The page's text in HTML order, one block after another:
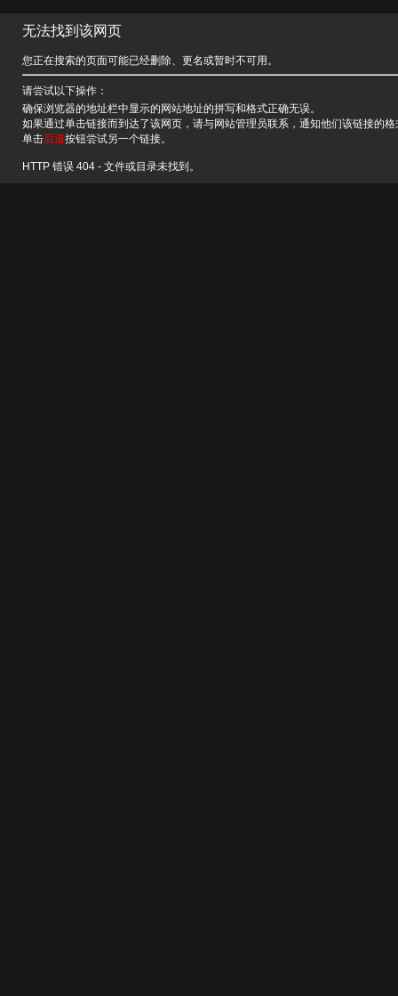
无法找到该网页
您正在搜索的页面可能已经删除、更名或暂时不可用。
请尝试以下操作：
确保浏览器的地址栏中显示的网站地址的拼写和格式正确无误。
如果通过单击链接而到达了该网页，请与网站管理员联系，通知他们该链接的
单击后退按钮尝试另一个链接。
HTTP 错误 404 - 文件或目录未找到。